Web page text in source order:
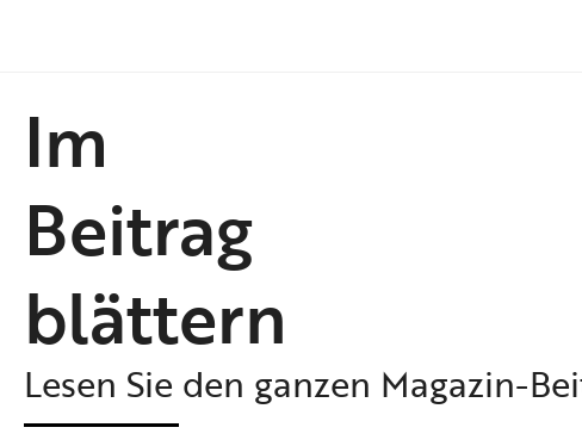
Im
Beitrag
blättern
Lesen Sie den ganzen Magazin-